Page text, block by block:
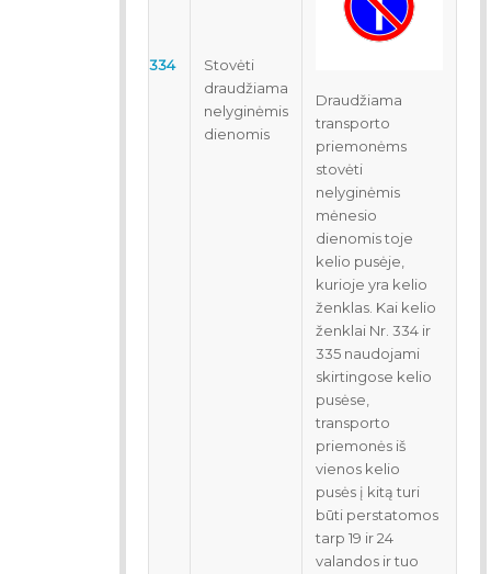
334
Stovėti
draudžiama
nelyginėmis
dienomis
Draudžiama
transporto
priemonėms
stovėti
nelyginėmis
mėnesio
dienomis toje
kelio pusėje,
kurioje yra kelio
ženklas. Kai kelio
ženklai Nr. 334 ir
335 naudojami
skirtingose kelio
pusėse,
transporto
priemonės iš
vienos kelio
pusės į kitą turi
būti perstatomos
tarp 19 ir 24
valandos ir tuo